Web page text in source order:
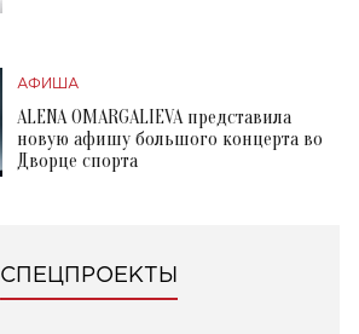
АФИША
ALENA OMARGALIEVA представила
новую афишу большого концерта во
Дворце спорта
СПЕЦПРОЕКТЫ